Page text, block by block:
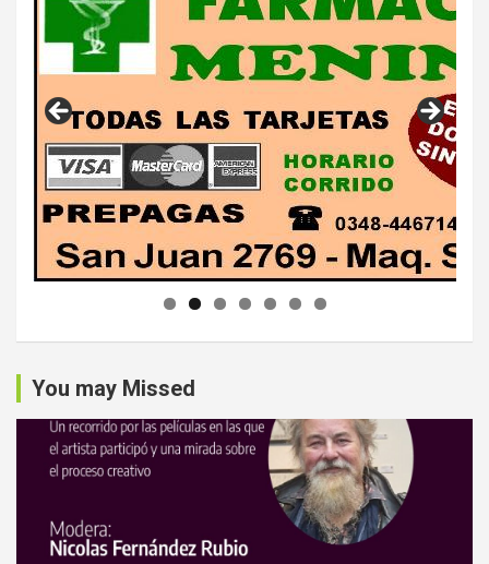
You may Missed